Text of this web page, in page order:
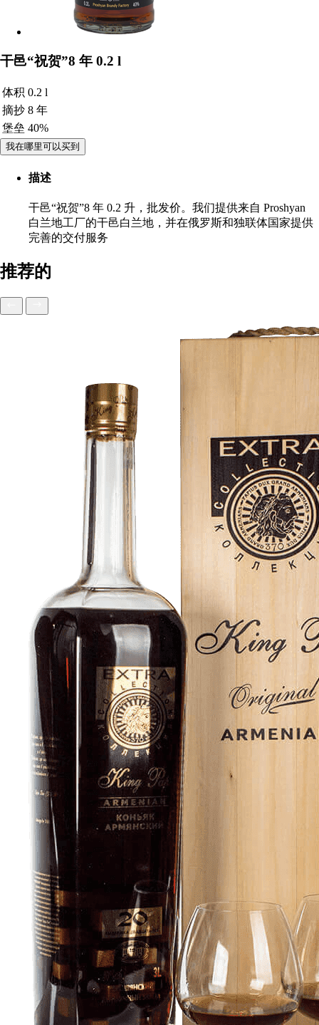
干邑“祝贺”8 年 0.2 l
体积 0.2 l
摘抄 8 年
堡垒 40%
我在哪里可以买到
描述
干邑“祝贺”8 年 0.2 升，批发价。我们提供来自 Proshyan
白兰地工厂的干邑白兰地，并在俄罗斯和独联体国家提供
完善的交付服务
推荐的